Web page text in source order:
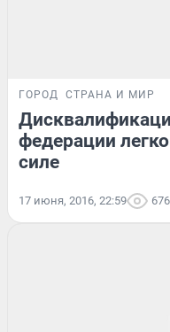
ГОРОД СТРАНА И МИР
федерации
силе
17 июня, 2016, 22:59 676